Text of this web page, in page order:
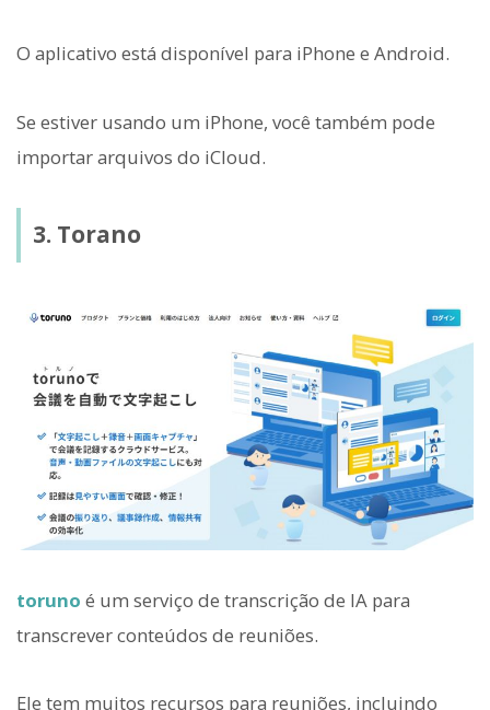
O aplicativo está disponível para iPhone e Android.
Se estiver usando um iPhone, você também pode
importar arquivos do iCloud.
3. Torano
toruno é um serviço de transcrição de IA para
transcrever conteúdos de reuniões.
Ele tem muitos recursos para reuniões, incluindo